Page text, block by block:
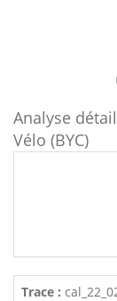
Analyse
Vélo (BYC)
Trace :